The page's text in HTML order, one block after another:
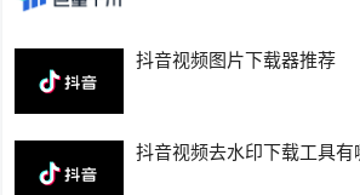
抖音视频图片下载器推荐
抖音视频去水印下载工具有